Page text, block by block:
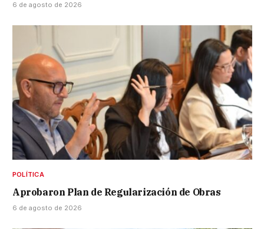
6 de agosto de 2026
POLÍTICA
Aprobaron Plan de Regularización de Obras
6 de agosto de 2026